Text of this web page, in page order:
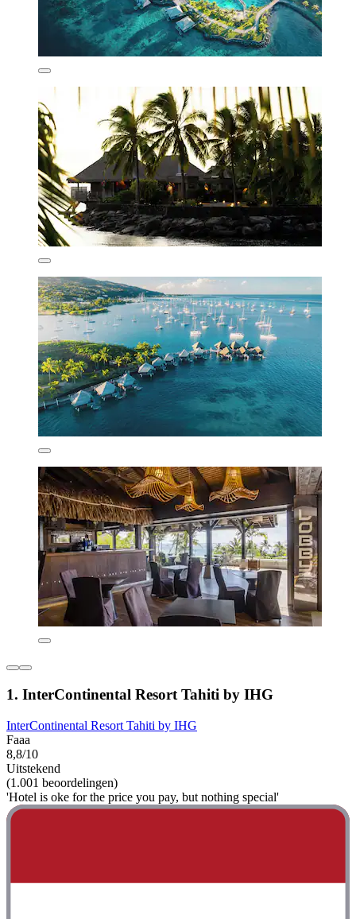
1. InterContinental Resort Tahiti by IHG
InterContinental Resort Tahiti by IHG
Faaa
8,8/10
Uitstekend
(1.001 beoordelingen)
'Hotel is oke for the price you pay, but nothing special'